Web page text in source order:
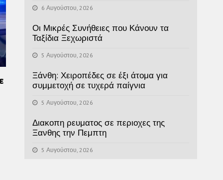
6 Αυγούστου, 2026
Οι Μικρές Συνήθειες που Κάνουν τα
Ταξίδια Ξεχωριστά
5 Αυγούστου, 2026
Ξάνθη: Χειροπέδες σε έξι άτομα για
συμμετοχή σε τυχερά παίγνια
5 Αυγούστου, 2026
Διακοπη ρευματος σε περιοχες της
Ξανθης την Πεμπτη
5 Αυγούστου, 2026